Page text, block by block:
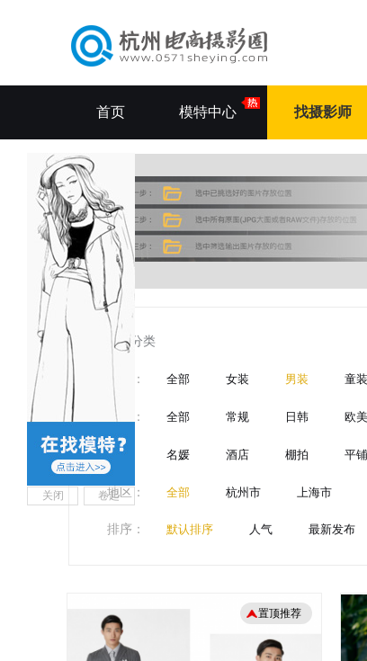
关闭 卷起
首页 模特中心 找摄影师
所有分类
： 全部 女装 男装 童装
风格 ： 全部 常规 日韩 欧美
名媛 酒店 棚拍 平铺
地区 ： 全部 杭州市 上海市
排序 ： 默认排序 人气 最新发布
置顶推荐